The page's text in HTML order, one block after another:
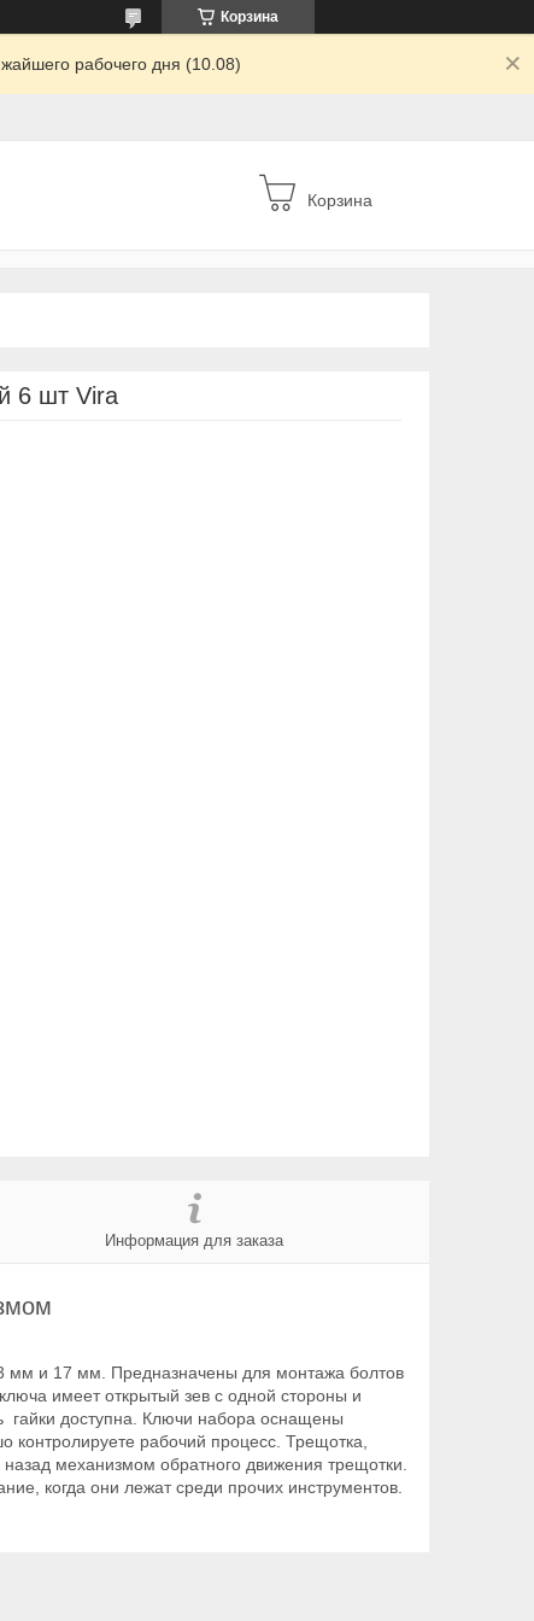
Корзина
рабочего дня (10.08)
Корзина
6 шт Vira
Информация для заказа
и 17 мм. Предназначены для монтажа болтов
имеет открытый зев с одной стороны и
гайки доступна. Ключи набора оснащены
рабочий процесс. Трещотка,
механизмом обратного движения трещотки.
когда они лежат среди прочих инструментов.